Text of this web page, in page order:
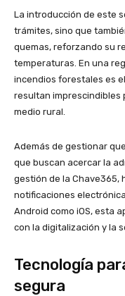
La introducción de este
trámites, sino que
quemas, reforzando su
temperaturas. En una
incendios forestales es
resultan imprescindibles
medio rural.
Además de gestionar
que buscan acercar la
gestión de la Chave365,
notificaciones
Android como iOS, esta
con la digitalización y la
Tecnología
segura